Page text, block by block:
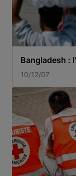
Bangladesh :
10/12/07